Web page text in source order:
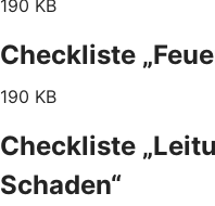
190 KB
Checkliste
190 KB
Checkliste
Schaden“